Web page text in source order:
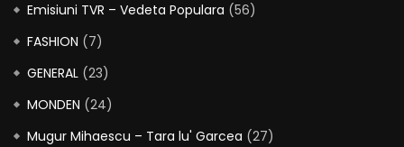
Emisiuni TVR – Vedeta Populara (56)
FASHION (7)
GENERAL (23)
MONDEN (24)
Mugur Mihaescu – Tara lu' Garcea (27)